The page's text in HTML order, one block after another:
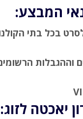
המבצע:
בכל בתי
יאכטה לזוג: